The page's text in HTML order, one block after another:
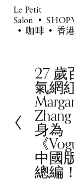
Le Petit
Salon
咖啡
香
P
r
e
v
u
s
27 歲
氣網
身為
《
中國
總編！